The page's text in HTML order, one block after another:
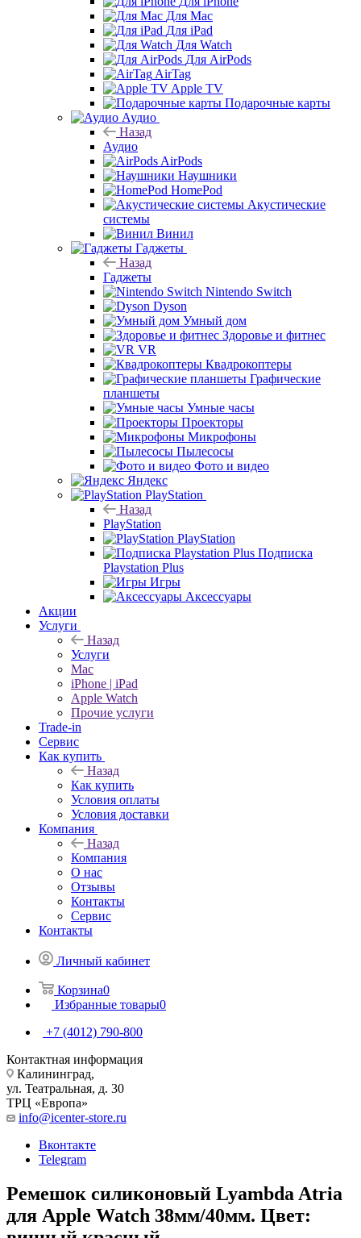
Для Mac
Для iPad
Для Watch
Для AirPods
AirTag
Apple TV
Подарочные карты
Аудио
Назад
Аудио
AirPods
Наушники
HomePod
Акустические
системы
Винил
Гаджеты
Назад
Гаджеты
Nintendo Switch
Dyson
Умный дом
Здоровье и фитнес
VR
Квадрокоптеры
Графические
планшеты
Умные часы
Проекторы
Микрофоны
Пылесосы
Фото и видео
Яндекс
PlayStation
Назад
PlayStation
PlayStation
Подписка
Playstation Plus
Игры
Аксессуары
Акции
Услуги
Назад
Услуги
Mac
iPhone | iPad
Apple Watch
Прочие услуги
Trade-in
Сервис
Как купить
Назад
Как купить
Условия оплаты
Условия доставки
Компания
Назад
Компания
О нас
Отзывы
Контакты
Сервис
Контакты
Личный кабинет
Корзина0
Избранные товары0
+7 (4012) 790-800
Контактная информация
Калининград,
ул. Театральная, д. 30
ТРЦ «Европа»
info@icenter-store.ru
Вконтакте
Telegram
Ремешок силиконовый Lyambda Atria
для Apple Watch 38мм/40мм. Цвет: